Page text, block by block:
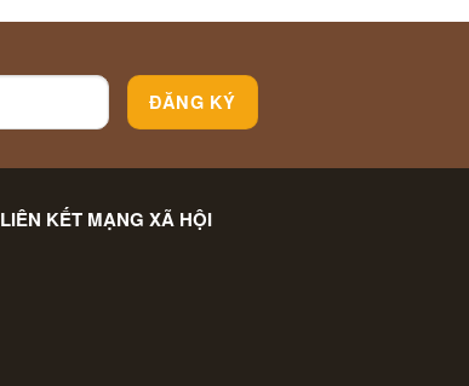
LIÊN KẾT MẠNG XÃ HỘI